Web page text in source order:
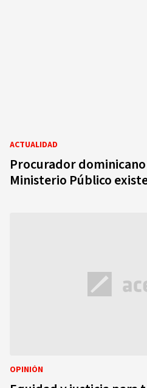
ACTUALIDAD
Procurador
Ministerio Público
OPINIÓN